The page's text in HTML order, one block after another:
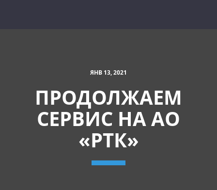
ЯНВ 13, 2021
ПРОДОЛЖАЕМ
СЕРВИС НА АО
«РТК»